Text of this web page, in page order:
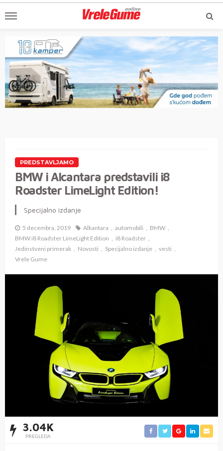
PREDSTAVLJAMO
BMW i Alcantara predstavili i8
Roadster LimeLight Edition!
Specijalno izdanje
5 decembra, 2019 Alkantara automobili
BMW
BMW i8 Roadster LimeLight Edition
i8 Roadster
Jedinstveni primerak
Novosti Specijalno izdanje
vesti
Vrele Gume
3.04K
PREGLEDA